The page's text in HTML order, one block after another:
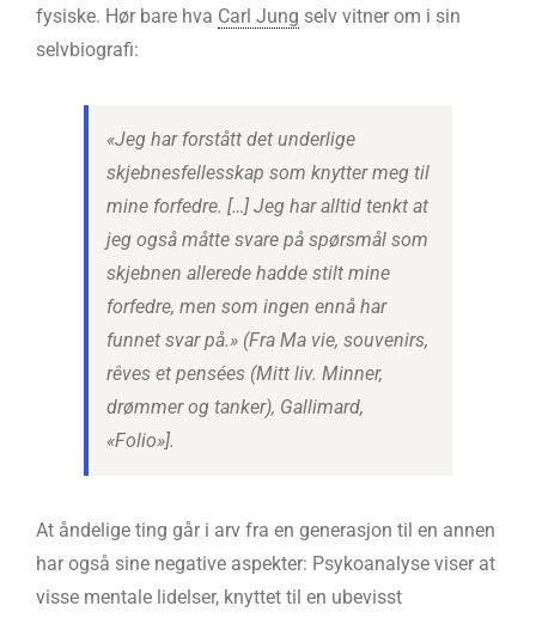
fysiske. Hør bare hva Carl Jung selv vitner om i sin
selvbiografi:
«Jeg har forstått det underlige
skjebnesfellesskap som knytter meg til
mine forfedre. […] Jeg har alltid tenkt at
jeg også måtte svare på spørsmål som
skjebnen allerede hadde stilt mine
forfedre, men som ingen ennå har
funnet svar på.» (Fra Ma vie, souvenirs,
rêves et pensées (Mitt liv. Minner,
drømmer og tanker), Gallimard,
«Folio»].
At åndelige ting går i arv fra en generasjon til en annen
har også sine negative aspekter: Psykoanalyse viser at
visse mentale lidelser, knyttet til en ubevisst